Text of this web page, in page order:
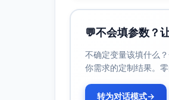
年龄：32岁
背景：一家
家庭背景而
欲望：放下
性格缺陷：
成长弧线：
💬不会填参数？
不确定变量该填什么
你需求的定制结果。零
转为对话模式→